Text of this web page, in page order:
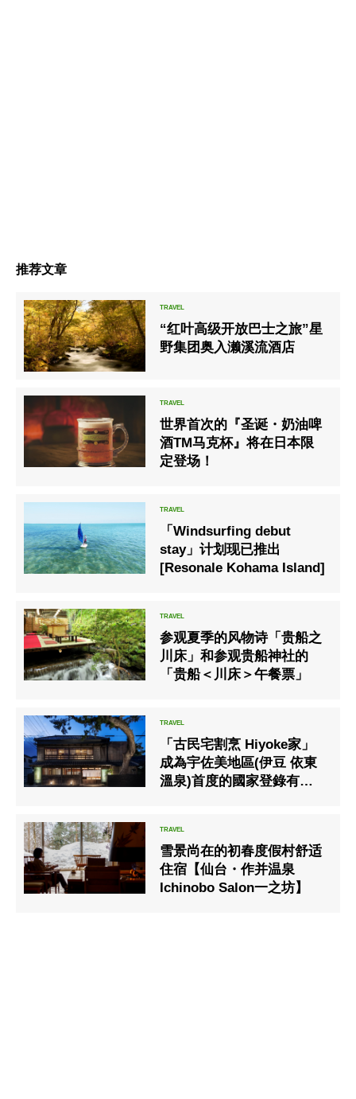
推荐文章
“红叶高级开放巴士之旅”星
野集团奥入濑溪流酒店
世界首次的『圣诞・奶油啤
酒TM马克杯』将在日本限
定登场！
「Windsurfing debut
stay」计划现已推出
[Resonale Kohama Island]
参观夏季的风物诗「贵船之
川床」和参观贵船神社的
「贵船＜川床＞午餐票」
「古民宅割烹 Hiyoke家」
成為宇佐美地區(伊豆 依東
溫泉)首度的國家登錄有形
雪景尚在的初春度假村舒适
住宿【仙台・作并温泉
Ichinobo Salon⼀之坊】